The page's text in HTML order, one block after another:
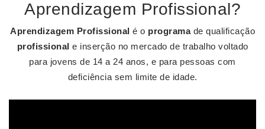
Aprendizagem Profissional?
Aprendizagem Profissional é o programade qualificação
profissional e inserção no mercado de trabalho voltado
para jovens de 14 a 24 anos, e para pessoas com
deficiência sem limite de idade.